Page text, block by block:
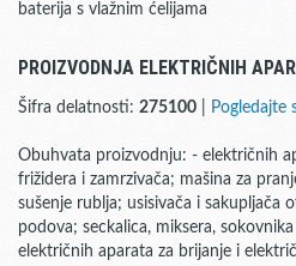
baterija s vlažnim ćelijama
PROIZVODNJA ELEKTRIČNIH
Šifra delatnosti: 275100 Pogledajte
Obuhvata proizvodnju: - električnih
frižidera i zamrzivača; mašina za
sušenje rublja; usisivača i sakupljača
podova; seckalica, miksera,
električnih aparata za brijanje i